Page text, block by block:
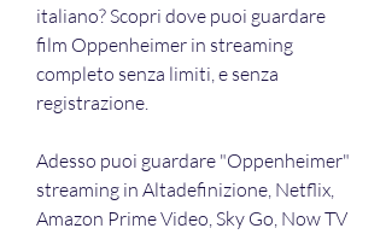
italiano? Scopri dove puoi guardare
film Oppenheimer in streaming
completo senza limiti, e senza
registrazione.
Adesso puoi guardare "Oppenheimer"
streaming in Altadefinizione, Netflix,
Amazon Prime Video, Sky Go, Now TV